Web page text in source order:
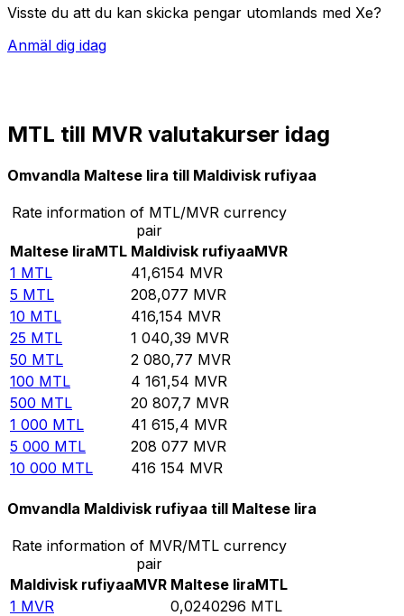
Visste du att du kan skicka pengar utomlands med Xe?
Anmäl dig idag
MTL till MVR valutakurser idag
Omvandla Maltese lira till Maldivisk rufiyaa
Rate information of MTL/MVR currency
pair
Maltese liraMTL Maldivisk rufiyaaMVR
1 MTL 41,6154 MVR
5 MTL 208,077 MVR
10 MTL 416,154 MVR
25 MTL 1 040,39 MVR
50 MTL 2 080,77 MVR
100 MTL 4 161,54 MVR
500 MTL 20 807,7 MVR
1 000 MTL 41 615,4 MVR
5 000 MTL 208 077 MVR
10 000 MTL 416 154 MVR
Omvandla Maldivisk rufiyaa till Maltese lira
Rate information of MVR/MTL currency
pair
Maldivisk rufiyaaMVR Maltese liraMTL
1 MVR 0,0240296 MTL